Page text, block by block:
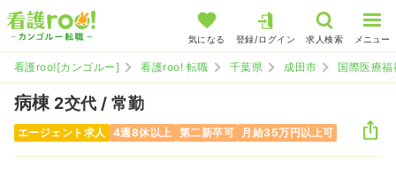
気になる 登録/ログイン 求人検索 メニュー
看護roo![カンゴルー] 看護roo! 転職 千葉県 成田市 国際医療
病棟 2交代 / 常勤
エージェント求人 4週8休以上 第二新卒可 月給35万円以上可